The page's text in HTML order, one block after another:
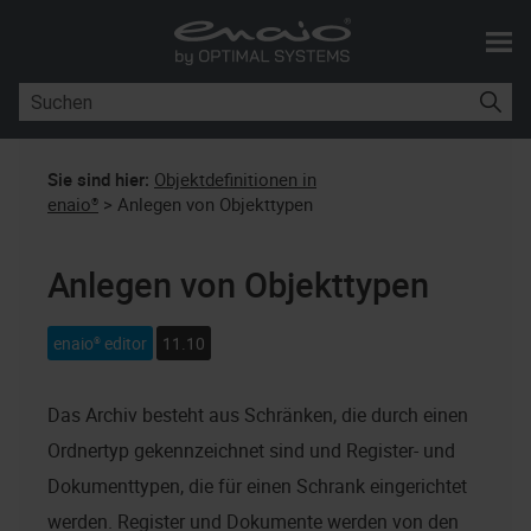
Zu Hauptinhalt springen
Sie sind hier: Objektdefinitionen in
enaio® > Anlegen von Objekttypen
Anlegen von Objekttypen
enaio® editor 11.10
Das Archiv besteht aus Schränken, die durch einen
Ordnertyp gekennzeichnet sind und Register- und
Dokumenttypen, die für einen Schrank eingerichtet
werden. Register und Dokumente werden von den